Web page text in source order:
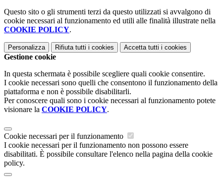
Questo sito o gli strumenti terzi da questo utilizzati si avvalgono di
cookie necessari al funzionamento ed utili alle finalità illustrate nella
COOKIE POLICY.
Personalizza Rifiuta tutti i cookies Accetta tutti i cookies
Gestione cookie
In questa schermata è possibile scegliere quali cookie consentire.
I cookie necessari sono quelli che consentono il funzionamento della
piattaforma e non è possibile disabilitarli.
Per conoscere quali sono i cookie necessari al funzionamento potete
visionare la COOKIE POLICY.
Cookie necessari per il funzionamento
I cookie necessari per il funzionamento non possono essere
disabilitati. È possibile consultare l'elenco nella pagina della cookie
policy.